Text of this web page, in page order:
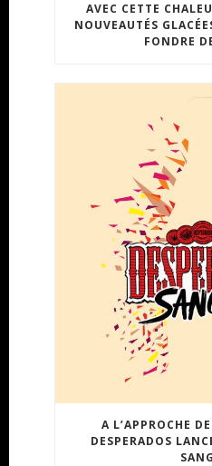
AVEC CETTE
NOUVEAUTÉS
FONDRE
A L’APPROCHE
DESPERADOS